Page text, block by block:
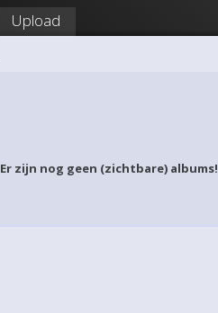
Upload
Er zijn nog geen (zichtbare) albums!